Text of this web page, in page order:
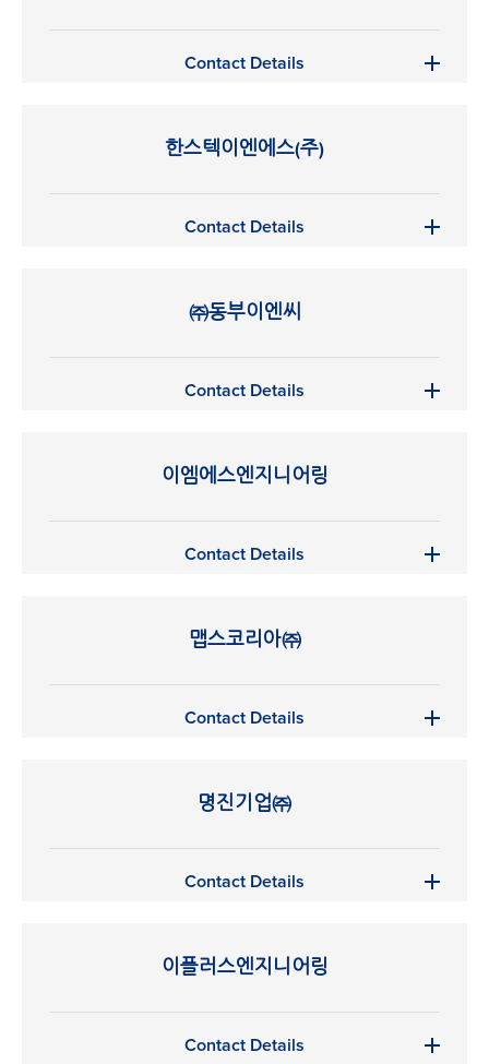
Contact Details
한스텍이엔에스(주)
Contact Details
㈜동부이엔씨
Contact Details
이엠에스엔지니어링
Contact Details
맵스코리아㈜
Contact Details
명진기업㈜
Contact Details
이플러스엔지니어링
Contact Details